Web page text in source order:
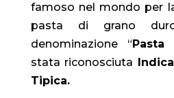
famoso nel mondo per
pasta di grano
denominazione “
stata riconosciuta
Tipica.